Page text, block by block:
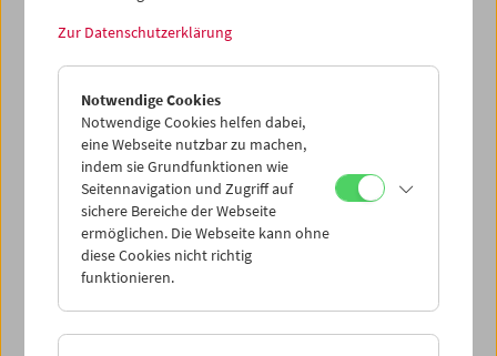
Zur Datenschutzerklärung
Notwendige Cookies
Notwendige Cookies helfen dabei,
eine Webseite nutzbar zu machen,
indem sie Grundfunktionen wie
Seitennavigation und Zugriff auf
sichere Bereiche der Webseite
ermöglichen. Die Webseite kann ohne
diese Cookies nicht richtig
funktionieren.